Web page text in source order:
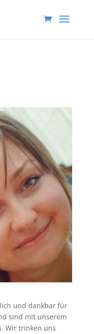
und dankbar für
sind mit unserem
Wir trinken uns